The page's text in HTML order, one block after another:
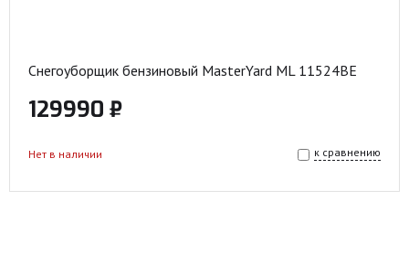
Снегоуборщик бензиновый MasterYard ML 11524BE
129990 ₽
к сравнению
Нет в наличии